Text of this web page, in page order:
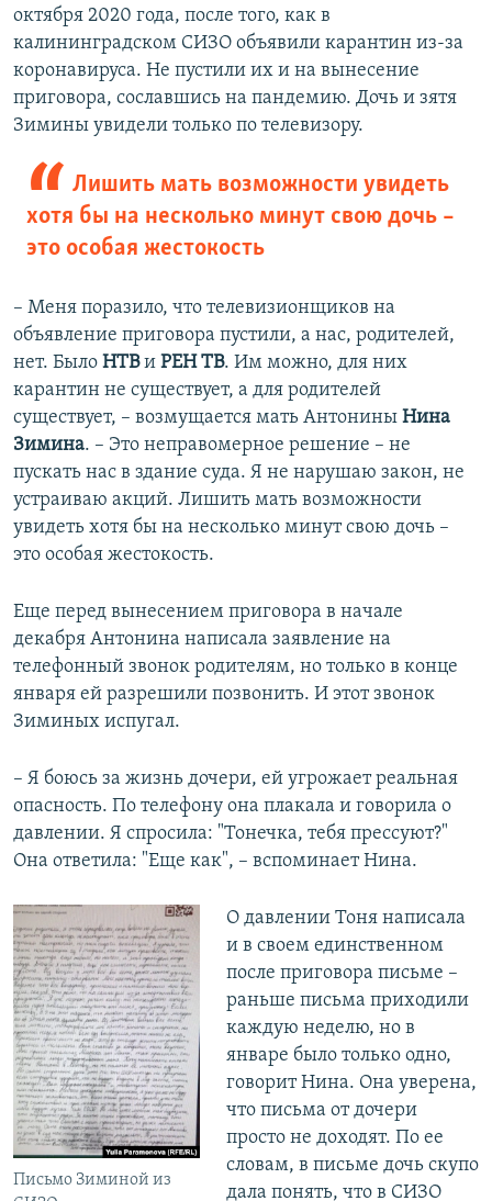
октября 2020 года, после того, как в
калининградском СИЗО объявили карантин из-за
коронавируса. Не пустили их и на вынесение
приговора, сославшись на пандемию. Дочь и зятя
Зимины увидели только по телевизору.
Лишить мать возможности увидеть
хотя бы на несколько минут свою дочь –
это особая жестокость
– Меня поразило, что телевизионщиков на
объявление приговора пустили, а нас, родителей,
нет. Было НТВи РЕН ТВ. Им можно, для них
карантин не существует, а для родителей
существует, – возмущается мать Антонины Нина
Зимина. – Это неправомерное решение – не
пускать нас в здание суда. Я не нарушаю закон, не
устраиваю акций. Лишить мать возможности
увидеть хотя бы на несколько минут свою дочь –
это особая жестокость.
Еще перед вынесением приговора в начале
декабря Антонина написала заявление на
телефонный звонок родителям, но только в конце
января ей разрешили позвонить. И этот звонок
Зиминых испугал.
– Я боюсь за жизнь дочери, ей угрожает реальная
опасность. По телефону она плакала и говорила о
давлении. Я спросила: "Тонечка, тебя прессуют?"
Она ответила: "Еще как", – вспоминает Нина.
Письмо Зиминой из
О давлении Тоня написала
и в своем единственном
после приговора письме –
раньше письма приходили
каждую неделю, но в
январе было только одно,
говорит Нина. Она уверена,
что письма от дочери
просто не доходят. По ее
словам, в письме дочь скупо
дала понять, что в СИЗО